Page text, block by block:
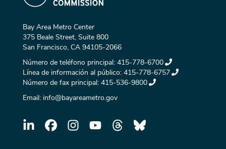
Bay Area Metro Center
375 Beale Street, Suite 800
San Francisco, CA 94105-2066
Número de teléfono principal: 415-778-6700
Línea de información al público: 415-778-6757
Número de fax principal: 415-536-9800
Email: info@bayareametro.gov